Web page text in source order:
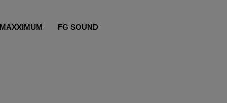
FG SOUND